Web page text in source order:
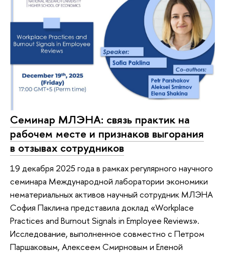
Семинар МЛЭНА: связь практик на
рабочем месте и признаков выгорания
в отзывах сотрудников
19 декабря 2025 года в рамках регулярного научного
семинара Международной лаборатории экономики
нематериальных активов научный сотрудник МЛЭНА
София Паклина представила доклад «Workplace
Practices and Burnout Signals in Employee Reviews».
Исследование, выполненное совместно с Петром
Паршаковым, Алексеем Смирновым и Еленой